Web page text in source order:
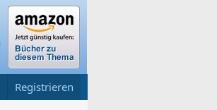
Registrieren